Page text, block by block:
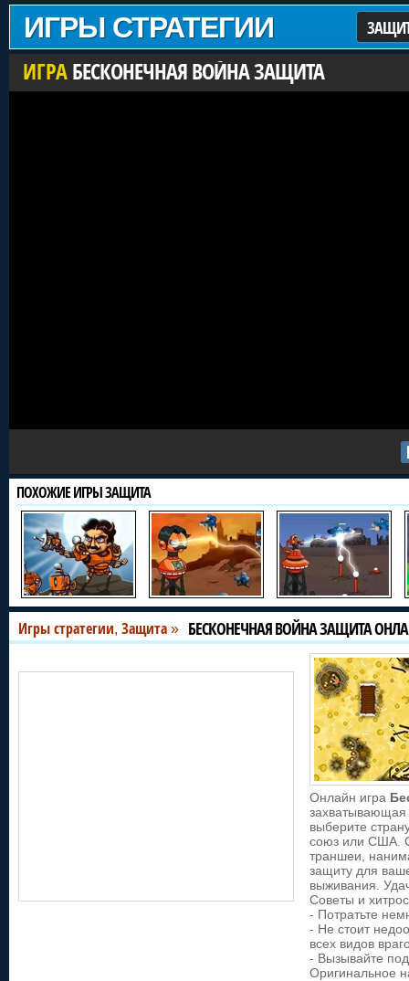
ИГРЫ СТРАТЕГИИ
ИГРАБЕСКОНЕЧНАЯ ВОЙНА ЗАЩИТА
ПОХОЖИЕ ИГРЫ ЗАЩИТА
Игры стратегии, Защита » БЕСКОНЕЧНАЯ ВОЙНА ЗАЩИТА
Онлайн игра
захватывающая
выберите
союз или США.
траншеи,
защиту для
выживания.
Советы и
- Потратьте
- Не стоит
всех видов
- Вызывайте
Оригинальное